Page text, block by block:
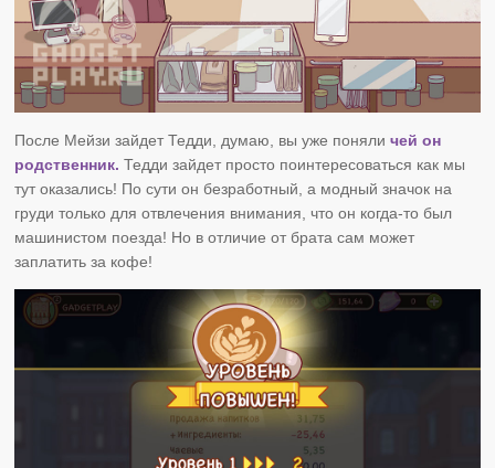
После Мейзи зайдет Тедди, думаю, вы уже поняличей он
родственник. Тедди зайдет просто поинтересоваться как мы
тут оказались! По сути он безработный, а модный значок на
груди только для отвлечения внимания, что он когда-то был
машинистом поезда! Но в отличие от брата сам может
заплатить за кофе!